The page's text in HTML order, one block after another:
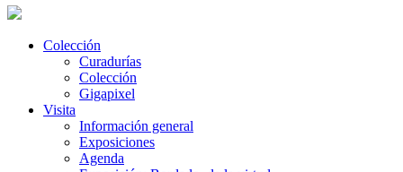
Colección
Curadurías
Colección
Gigapixel
Visita
Información general
Exposiciones
Agenda